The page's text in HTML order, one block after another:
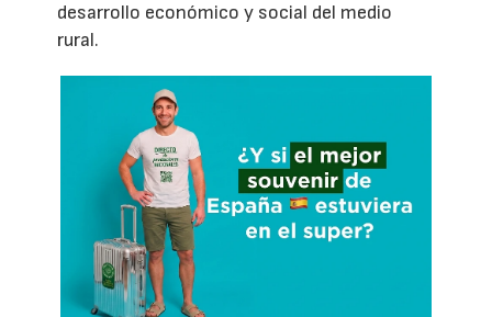
desarrollo económico y social del medio
rural.